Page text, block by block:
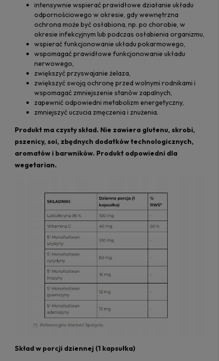
intensywnie wspierać prawidłowe działanie układu
odpornościowego w okresie, gdy wewnętrzna
ochrona może być osłabiona, np. po chorobie, w
okresie infekcyjnym lub podczas osłabienia organizmu,
wspierać funkcjonowanie układu pokarmowego,
wspomagać prawidłowe funkcjonowanie układu
nerwowego,
zwiększyć przyswajanie żelaza,
zwiększyć swoją ochronę przed wolnymi rodnikami i
wspomagać zmniejszenie stanów zapalnych,
zapewnić odpowiedni metabolizm energetyczny,
zmniejszyć uczucia zmęczenia i znużenia.
Produkt ma czysty skład. Nie zawiera glutenu, skrobi,
pszenicy, soi, zbędnych dodatków technologicznych,
aromatów i barwników. Produkt odpowiedni dla
wegetarian.
Skład w porcji dziennej (1 kapsułka)